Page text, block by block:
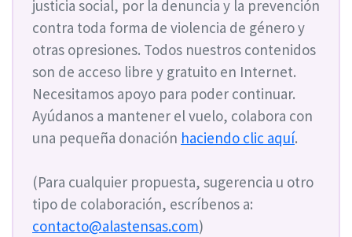
justicia social, por la denuncia y la prevención
contra toda forma de violencia de género y
otras opresiones. Todos nuestros contenidos
son de acceso libre y gratuito en Internet.
Necesitamos apoyo para poder continuar.
Ayúdanos a mantener el vuelo, colabora con
una pequeña donación haciendo clic aquí.
(Para cualquier propuesta, sugerencia u otro
tipo de colaboración, escríbenos a:
contacto@alastensas.com)